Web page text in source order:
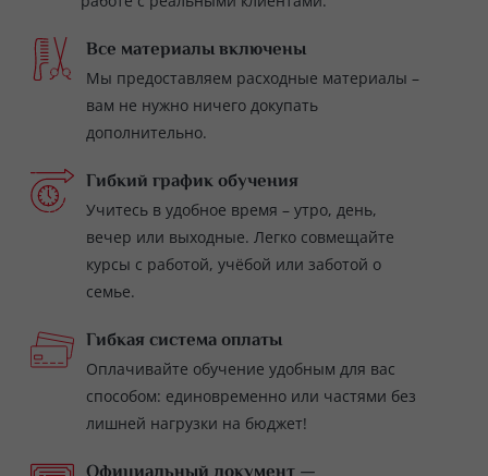
Все материалы включены
Мы предоставляем расходные материалы –
вам не нужно ничего докупать
дополнительно.
Гибкий график обучения
Учитесь в удобное время – утро, день,
вечер или выходные. Легко совмещайте
курсы с работой, учёбой или заботой о
семье.
Гибкая система оплаты
Оплачивайте обучение удобным для вас
способом: единовременно или частями без
лишней нагрузки на бюджет!